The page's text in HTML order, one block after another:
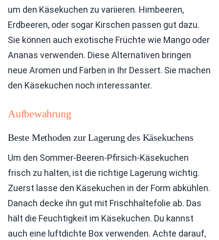
um den Käsekuchen zu variieren. Himbeeren,
Erdbeeren, oder sogar Kirschen passen gut dazu.
Sie können auch exotische Früchte wie Mango oder
Ananas verwenden. Diese Alternativen bringen
neue Aromen und Farben in Ihr Dessert. Sie machen
den Käsekuchen noch interessanter.
Aufbewahrung
Beste Methoden zur Lagerung des Käsekuchens
Um den Sommer-Beeren-Pfirsich-Käsekuchen
frisch zu halten, ist die richtige Lagerung wichtig.
Zuerst lasse den Käsekuchen in der Form abkühlen.
Danach decke ihn gut mit Frischhaltefolie ab. Das
hält die Feuchtigkeit im Käsekuchen. Du kannst
auch eine luftdichte Box verwenden. Achte darauf,